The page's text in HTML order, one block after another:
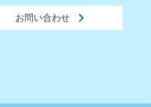
お問い合わせ